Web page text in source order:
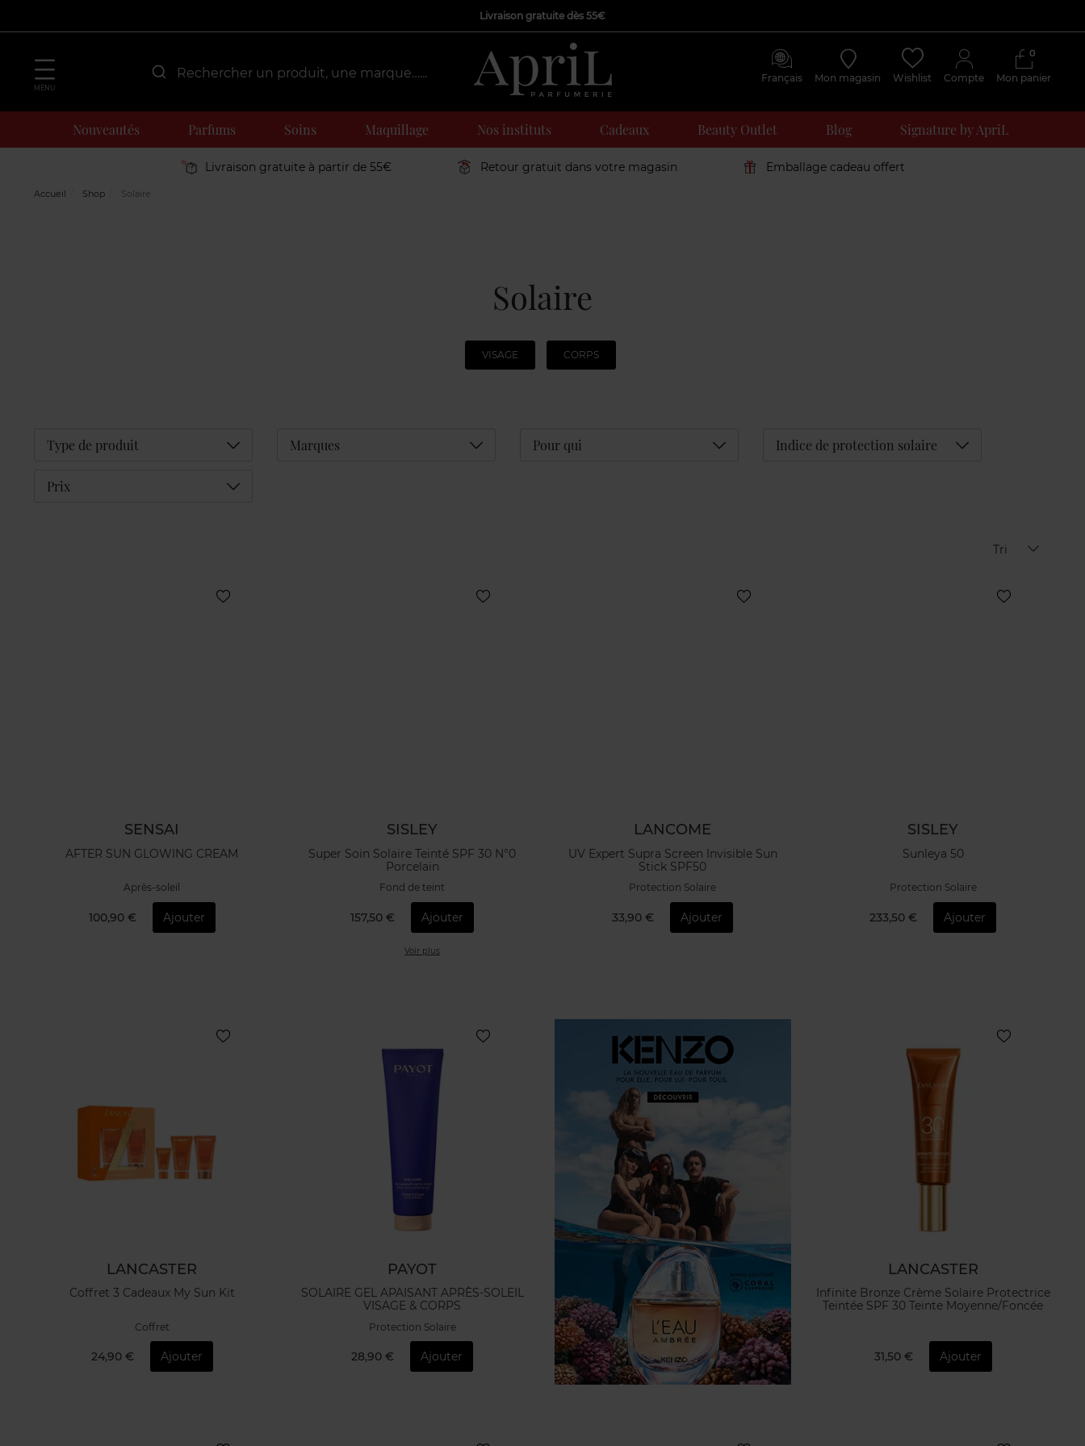
Livraison gratuite dès 55€
MENU
Français Mon magasin Wishlist Compte Mon panier
0
Nouveautés Parfums Soins Maquillage Nos instituts Cadeaux Beauty Outlet Blog Signature by ApriL
Livraison gratuite à partir de 55€ Retour gratuit dans votre magasin Emballage cadeau offert
Accueil Shop Solaire
Solaire
VISAGE CORPS
Type de produit Déplier Marques Déplier Pour qui Déplier Indice de protection solaire Déplier
Prix Déplier
Tri
SENSAI
AFTER SUN GLOWING CREAM
Après-soleil
100,90 € Ajouter
SISLEY
Super Soin Solaire Teinté SPF 30 N°0
Porcelain
Fond de teint
157,50 € Ajouter
Voir plus
LANCOME
UV Expert Supra Screen Invisible Sun
Stick SPF50
Protection Solaire
33,90 € Ajouter
SISLEY
Sunleya 50
Protection Solaire
233,50 € Ajouter
LANCASTER
Coffret 3 Cadeaux My Sun Kit
Coffret
24,90 € Ajouter
PAYOT
SOLAIRE GEL APAISANT APRÈS-SOLEIL
VISAGE & CORPS
Protection Solaire
28,90 € Ajouter
LANCASTER
Infinite Bronze Crème Solaire Protectrice
Teintée SPF 30 Teinte Moyenne/Foncée
31,50 € Ajouter